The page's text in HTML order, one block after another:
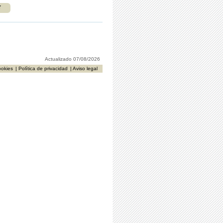
Actualizado 07/08/2026
| Aviso legal
| Política de privacidad